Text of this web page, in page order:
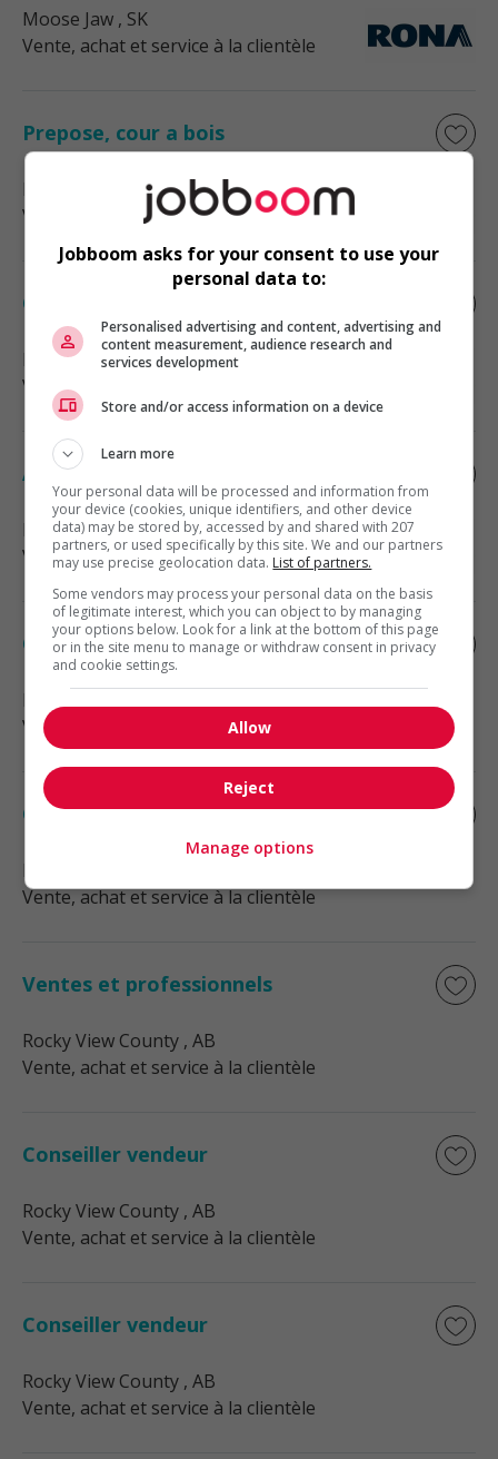
Moose Jaw , SK
Vente, achat et service à la clientèle
Prepose, cour a bois
, SK
Vente, achat et service à la clientèle
Caissier
Prince Albert, SK
Vente, achat et service à la clientèle
Associé, cour à bois
Lethbridge, AB
Vente, achat et service à la clientèle
Caissier en chef à temps partiel
Vente, achat et service à la clientèle
Couvre-plancher
Vente, achat et service à la clientèle
Ventes et professionnels
Rocky View County , AB
Vente, achat et service à la clientèle
Conseiller vendeur
Rocky View County , AB
Vente, achat et service à la clientèle
Conseiller vendeur
Rocky View County , AB
Vente, achat et service à la clientèle
Jobboom asks for your consent to use your
personal data to:
Personalised advertising and content, advertising and
content measurement, audience research and
services development
Store and/or access information on a device
Learn more
Your personal data will be processed and information from
your device (cookies, unique identifiers, and other device
data) may be stored by, accessed by and shared with 207
partners, or used specifically by this site. We and our partners
may use precise geolocation data. List of partners.
Some vendors may process your personal data on the basis
of legitimate interest, which you can object to by managing
your options below. Look for a link at the bottom of this page
or in the site menu to manage or withdraw consent in privacy
and cookie settings.
Allow
Reject
Manage options